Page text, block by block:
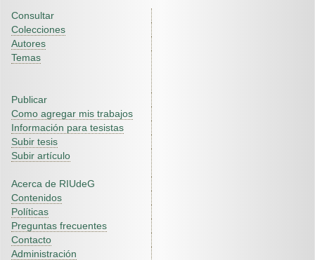
Consultar
Colecciones
Autores
Temas
Publicar
Como agregar mis trabajos
Información para tesistas
Subir tesis
Subir artículo
Acerca de RIUdeG
Contenidos
Políticas
Preguntas frecuentes
Contacto
Administración